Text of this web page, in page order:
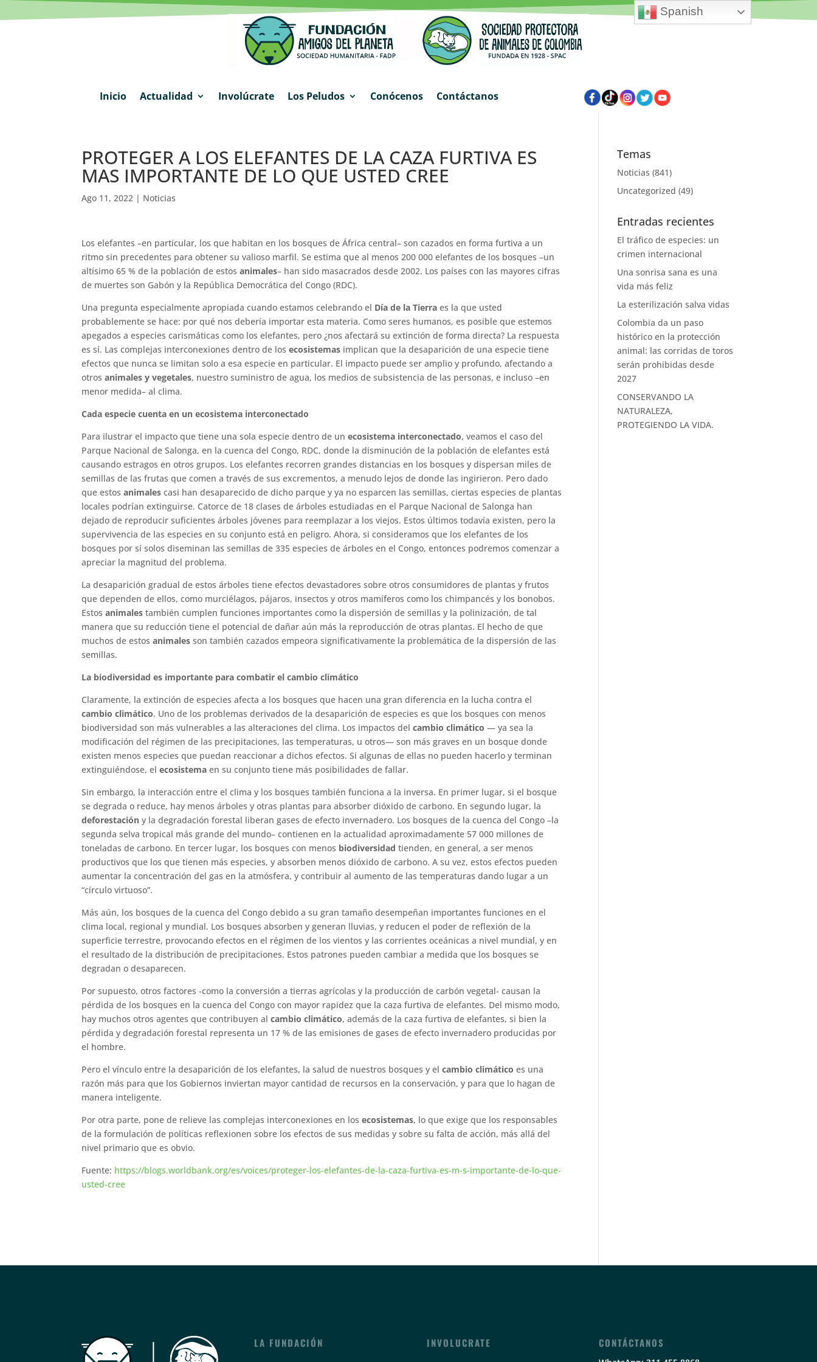
Inicio Actualidad Involúcrate Los Peludos Conócenos Contáctanos
PROTEGER A LOS ELEFANTES DE LA CAZA FURTIVA ES
MAS IMPORTANTE DE LO QUE USTED CREE
Ago 11, 2022 | Noticias
Los elefantes –en particular, los que habitan en los bosques de África central– son cazados en forma furtiva a un
ritmo sin precedentes para obtener su valioso marfil. Se estima que al menos 200 000 elefantes de los bosques –un
altísimo 65 % de la población de estosanimales– han sido masacrados desde 2002. Los países con las mayores cifras
de muertes son Gabón y la República Democrática del Congo (RDC).
Una pregunta especialmente apropiada cuando estamos celebrando el Día de la Tierraes la que usted
probablemente se hace: por qué nos debería importar esta materia. Como seres humanos, es posible que estemos
apegados a especies carismáticas como los elefantes, pero ¿nos afectará su extinción de forma directa? La respuesta
es sí. Las complejas interconexiones dentro de losecosistemas implican que la desaparición de una especie tiene
efectos que nunca se limitan solo a esa especie en particular. El impacto puede ser amplio y profundo, afectando a
otrosanimales y vegetales, nuestro suministro de agua, los medios de subsistencia de las personas, e incluso –en
menor medida– al clima.
Cada especie cuenta en un ecosistema interconectado
Para ilustrar el impacto que tiene una sola especie dentro de unecosistema interconectado, veamos el caso del
Parque Nacional de Salonga, en la cuenca del Congo, RDC, donde la disminución de la población de elefantes está
causando estragos en otros grupos. Los elefantes recorren grandes distancias en los bosques y dispersan miles de
semillas de las frutas que comen a través de sus excrementos, a menudo lejos de donde las ingirieron. Pero dado
que estosanimales casi han desaparecido de dicho parque y ya no esparcen las semillas, ciertas especies de plantas
locales podrían extinguirse. Catorce de 18 clases de árboles estudiadas en el Parque Nacional de Salonga han
dejado de reproducir suficientes árboles jóvenes para reemplazar a los viejos. Estos últimos todavía existen, pero la
supervivencia de las especies en su conjunto está en peligro. Ahora, si consideramos que los elefantes de los
bosques por sí solos diseminan las semillas de 335 especies de árboles en el Congo, entonces podremos comenzar a
apreciar la magnitud del problema.
La desaparición gradual de estos árboles tiene efectos devastadores sobre otros consumidores de plantas y frutos
que dependen de ellos, como murciélagos, pájaros, insectos y otros mamíferos como los chimpancés y los bonobos.
Estosanimales también cumplen funciones importantes como la dispersión de semillas y la polinización, de tal
manera que su reducción tiene el potencial de dañar aún más la reproducción de otras plantas. El hecho de que
muchos de estosanimales son también cazados empeora significativamente la problemática de la dispersión de las
semillas.
La biodiversidad es importante para combatir el cambio climático
Claramente, la extinción de especies afecta a los bosques que hacen una gran diferencia en la lucha contra el
cambio climático. Uno de los problemas derivados de la desaparición de especies es que los bosques con menos
biodiversidad son más vulnerables a las alteraciones del clima. Los impactos delcambio climático — ya sea la
modificación del régimen de las precipitaciones, las temperaturas, u otros— son más graves en un bosque donde
existen menos especies que puedan reaccionar a dichos efectos. Si algunas de ellas no pueden hacerlo y terminan
extinguiéndose, elecosistemaen su conjunto tiene más posibilidades de fallar.
Sin embargo, la interacción entre el clima y los bosques también funciona a la inversa. En primer lugar, si el bosque
se degrada o reduce, hay menos árboles y otras plantas para absorber dióxido de carbono. En segundo lugar, la
deforestación y la degradación forestal liberan gases de efecto invernadero. Los bosques de la cuenca del Congo –la
segunda selva tropical más grande del mundo– contienen en la actualidad aproximadamente 57 000 millones de
toneladas de carbono. En tercer lugar, los bosques con menos biodiversidadtienden, en general, a ser menos
productivos que los que tienen más especies, y absorben menos dióxido de carbono. A su vez, estos efectos pueden
aumentar la concentración del gas en la atmósfera, y contribuir al aumento de las temperaturas dando lugar a un
“círculo virtuoso”.
Más aún, los bosques de la cuenca del Congo debido a su gran tamaño desempeñan importantes funciones en el
clima local, regional y mundial. Los bosques absorben y generan lluvias, y reducen el poder de reflexión de la
superficie terrestre, provocando efectos en el régimen de los vientos y las corrientes oceánicas a nivel mundial, y en
el resultado de la distribución de precipitaciones. Estos patrones pueden cambiar a medida que los bosques se
degradan o desaparecen.
Por supuesto, otros factores -como la conversión a tierras agrícolas y la producción de carbón vegetal- causan la
pérdida de los bosques en la cuenca del Congo con mayor rapidez que la caza furtiva de elefantes. Del mismo modo,
hay muchos otros agentes que contribuyen alcambio climático, además de la caza furtiva de elefantes, si bien la
pérdida y degradación forestal representa un 17 % de las emisiones de gases de efecto invernadero producidas por
el hombre.
Pero el vínculo entre la desaparición de los elefantes, la salud de nuestros bosques y elcambio climático es una
razón más para que los Gobiernos inviertan mayor cantidad de recursos en la conservación, y para que lo hagan de
manera inteligente.
Por otra parte, pone de relieve las complejas interconexiones en losecosistemas, lo que exige que los responsables
de la formulación de políticas reflexionen sobre los efectos de sus medidas y sobre su falta de acción, más allá del
nivel primario que es obvio.
Fuente: https://blogs.worldbank.org/es/voices/proteger-los-elefantes-de-la-caza-furtiva-es-m-s-importante-de-lo-que-
usted-cree
Temas
Noticias (841)
Uncategorized (49)
Entradas recientes
El tráfico de especies: un
crimen internacional
Una sonrisa sana es una
vida más feliz
La esterilización salva vidas
Colombia da un paso
histórico en la protección
animal: las corridas de toros
serán prohibidas desde
2027
CONSERVANDO LA
NATURALEZA,
PROTEGIENDO LA VIDA.
LA FUNDACIÓN INVOLUCRATE CONTÁCTANOS
Spanish